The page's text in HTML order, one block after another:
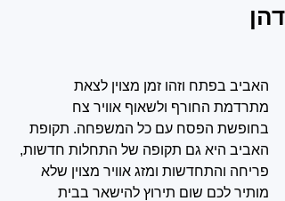
דהן
האביב בפתח וזהו זמן מצוין לצאת
מתרדמת החורף ולשאוף אוויר צח
בחופשת הפסח עם כל המשפחה. תקופת
האביב היא גם תקופה של התחלות חדשות,
פריחה והתחדשות ומזג אוויר מצוין שלא
מותיר לכם שום תירוץ להישאר בבית